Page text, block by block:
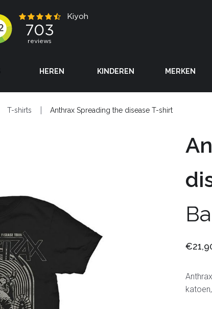
HEREN KINDEREN MERKEN
T-shirts Anthrax Spreading the disease T-shirt